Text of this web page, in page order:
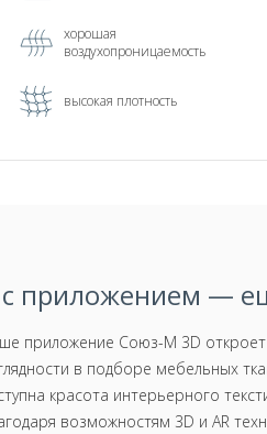
хорошая
воздухопроницаемость
высокая плотность
приложением —
приложение Союз-М 3D откроет
в подборе мебельных
красота интерьерного
возможностям 3D и AR